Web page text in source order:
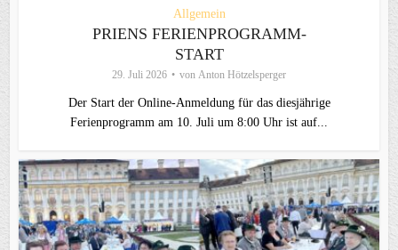
Allgemein
PRIENS FERIENPROGRAMM-
START
29. Juli 2026 von Anton Hötzelsperger
Der Start der Online-Anmeldung für das diesjährige
Ferienprogramm am 10. Juli um 8:00 Uhr ist auf...